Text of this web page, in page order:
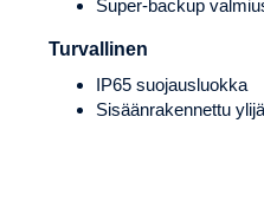
Super-backup
Turvallinen
IP65 suojausluokka
Sisäänrakennettu